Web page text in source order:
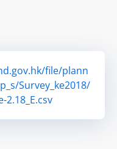
file/plann
Survey_ke2018/
2.18_E.csv